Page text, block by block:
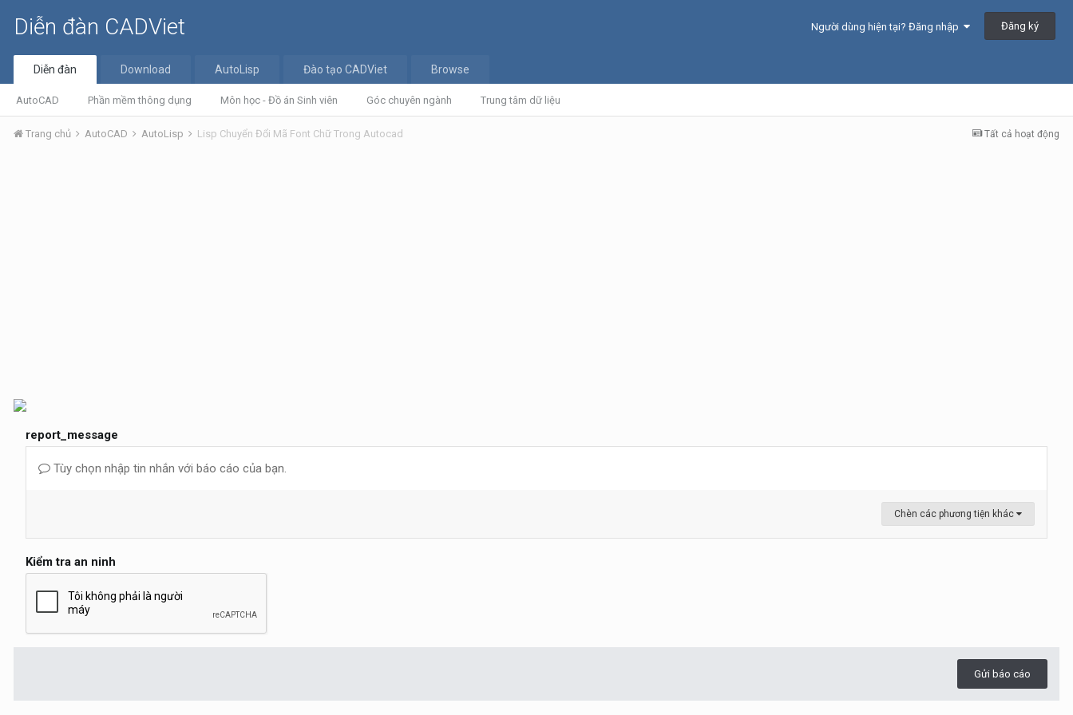
Diễn đàn CADViet Người dùng hiện tại? Đăng nhập Đăng ký
Diễn đàn
AutoCAD Phần mềm thông dụng Môn học - Đồ án Sinh viên Góc chuyên ngành Trung tâm dữ liệu
Download AutoLisp Đào tạo CADViet Browse
Tất cả hoạt động
Trang chủ AutoCAD AutoLisp Lisp Chuyển Đổi Mã Font Chữ Trong Autocad
report_message
Tùy chọn nhập tin nhắn với báo cáo của bạn.
Chèn các phương tiện khác
Kiểm tra an ninh
Gửi báo cáo